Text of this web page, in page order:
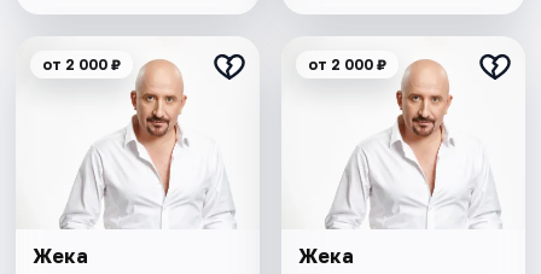
от 2 000 ₽
Жека
от 2 000 ₽
Жека